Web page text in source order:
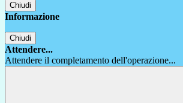
Chiudi
Informazione
Chiudi
Attendere...
Attendere il completamento dell'operazione...